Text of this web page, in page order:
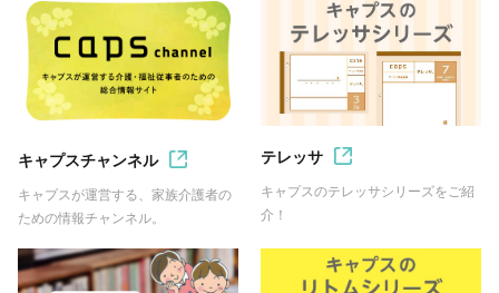
キャプスチャンネル
キャプスが運営する、家族介護者の
ための情報チャンネル。
テレッサ
キャプスのテレッサシリーズをご紹
介！